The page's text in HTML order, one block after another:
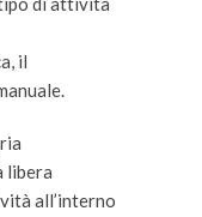
il
libera
all’interno